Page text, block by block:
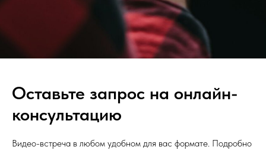
Оставьте запрос на онлайн-
консультацию
Видео-встреча в любом удобном для вас формате. Подробно